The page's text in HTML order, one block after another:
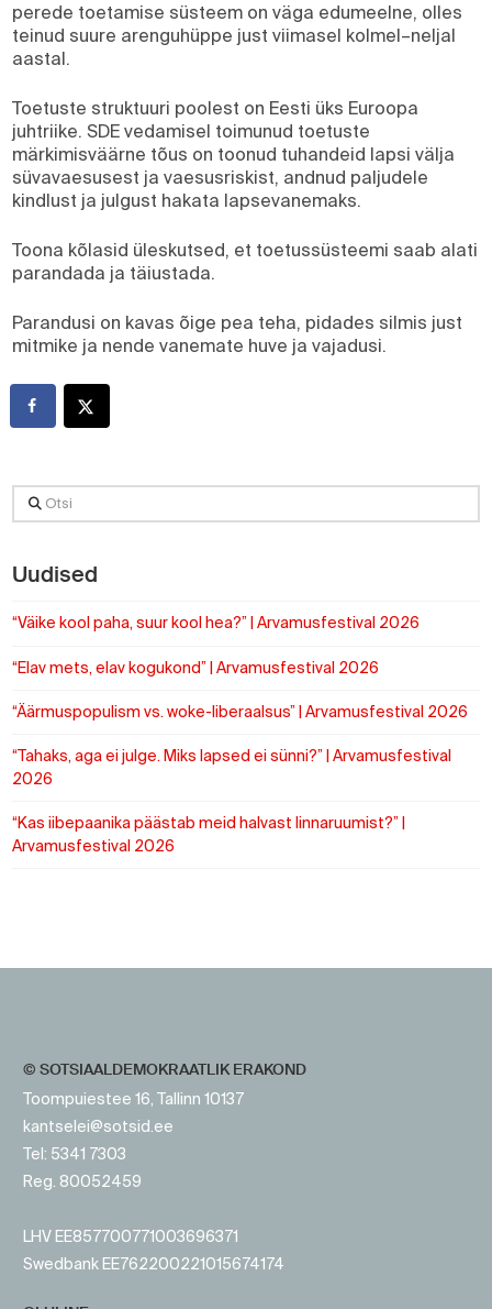
perede toetamise süsteem on väga edumeelne, olles
teinud suure arenguhüppe just viimasel kolmel–neljal
aastal.
Toetuste struktuuri poolest on Eesti üks Euroopa
juhtriike.SDE vedamisel toimunud toetuste
märkimisväärne tõus on toonud tuhandeid lapsi välja
süvavaesusest ja vaesusriskist, andnud paljudele
kindlust ja julgust hakata lapsevanemaks.
Toona kõlasid üleskutsed, et toetussüsteemi saab alati
parandada ja täiustada.
Parandusi on kavas õige pea teha, pidades silmis just
mitmike ja nende vanemate huve ja vajadusi.
Otsi
Uudised
“Väike kool paha, suur kool hea?” | Arvamusfestival 2026
“Elav mets, elav kogukond” | Arvamusfestival 2026
“Äärmuspopulism vs. woke-liberaalsus” | Arvamusfestival 2026
“Tahaks, aga ei julge. Miks lapsed ei sünni?” | Arvamusfestival
2026
“Kas iibepaanika päästab meid halvast linnaruumist?” |
Arvamusfestival 2026
© SOTSIAALDEMOKRAATLIK ERAKOND
Toompuiestee 16, Tallinn 10137
kantselei@sotsid.ee
Tel: 5341 7303
Reg. 80052459
LHV EE857700771003696371
Swedbank EE762200221015674174